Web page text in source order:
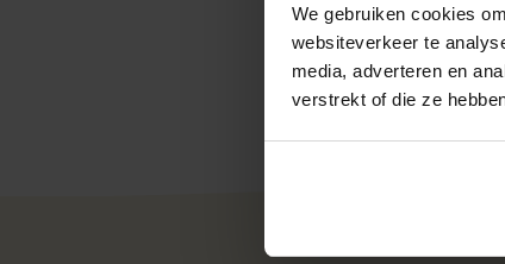
We gebruiken cookies
websiteverkeer te
media, adverteren en
verstrekt of die ze